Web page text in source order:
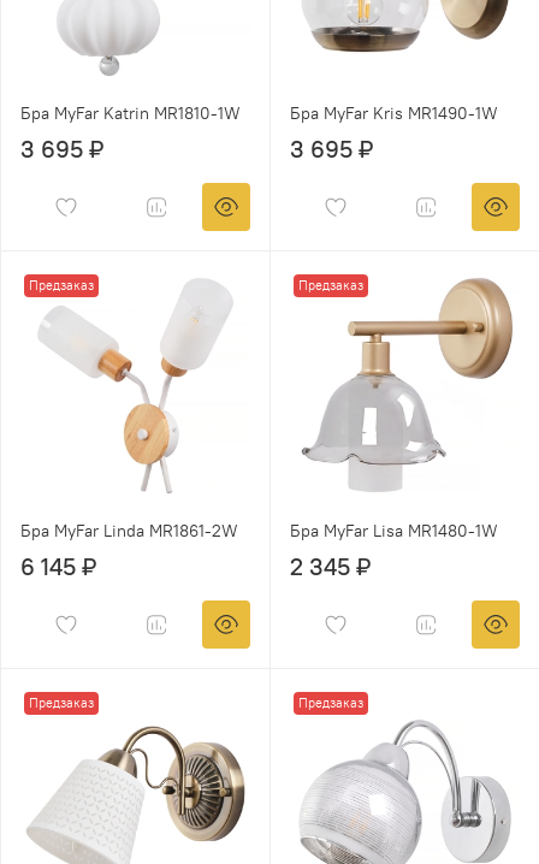
Бра MyFar Katrin MR1810-1W
3 695 ₽
Бра MyFar Kris MR1490-1W
3 695 ₽
Предзаказ
Бра MyFar Linda MR1861-2W
6 145 ₽
Предзаказ
Бра MyFar Lisa MR1480-1W
2 345 ₽
Предзаказ Предзаказ